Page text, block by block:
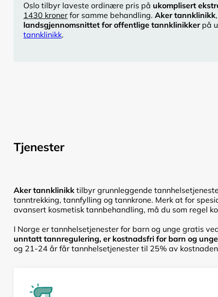
Oslo tilbyr laveste ordinære pris på ukomplisert
1430 kroner for samme behandling. Aker tannklinikk
landsgjennomsnittet for offentlige tannklinikkerpå
tannklinikk.
Tjenester
Aker tannklinikk tilbyr grunnleggende
tanntrekking, tannfylling og tannkrone. Merk at for
avansert kosmetisk tannbehandling, må du som regel
I Norge er tannhelsetjenester for barn og unge gratis
unntatt tannregulering, er kostnadsfri for barn og
og 21-24 år får tannhelsetjenester til 25% av